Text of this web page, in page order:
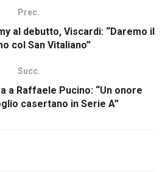
Prec.
al debutto, Viscardi: “Daremo il
col San Vitaliano”
Succ.
a Raffaele Pucino: “Un onore
casertano in Serie A”